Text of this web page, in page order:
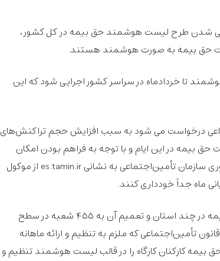
شدن طرح لیست هوشمند حق بیمه در کل کشور،
حق بیمه به صورت هوشمند هستند.
تا خردادماه در سراسر کشور اجرایی شود که این
درخواست می شود به سبب افزایش حجم تراکنش‌های
حق بیمه در این ایام و با توجه به فراهم بودن امکان
ارسال لیست در تمام ساعات شبانه‌روز در سامانه خدمات غیرحضوری سازمان تأمین‌اجتماعی به‌ نشانی es.tamin.ir از موکول
ماه جداً خودداری کنند.
وی ادامه داد: پس از اجرای آزمایشی پروژه لیست هوشمند حق بیمه در چند استان و تعمیم آن به ۴۵۵ شعبه در سطح
مشمول قانون تأمین‌اجتماعی که ملزم به تنظیم و ارائه ماهانه
کارکنان کارگاه را در قالب لیست هوشمند تنظیم و